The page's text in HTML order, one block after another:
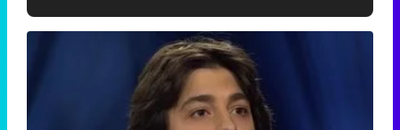
'120 Minutos' celebra sus 2.000 programas en Telemadrid con un vídeo del día a día en la redacción